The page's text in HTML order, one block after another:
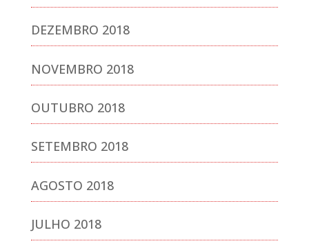
DEZEMBRO 2018
NOVEMBRO 2018
OUTUBRO 2018
SETEMBRO 2018
AGOSTO 2018
JULHO 2018